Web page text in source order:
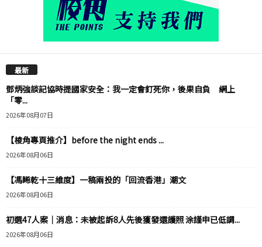
最新
鄧炳強談記協時提國家安全：我一定會釘死你，後果自負 網上
「零...
2026年08月07日
【棱角專頁推介】before the night ends ...
2026年08月06日
【馮睎乾十三維度】一稿兩投的「回流香港」潮文
2026年08月06日
初選47人案｜消息：未被起訴8人先後獲發還護照 涂謹申已低調...
2026年08月06日